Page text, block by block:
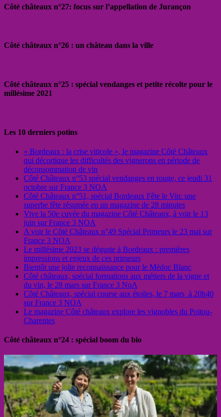
Côté châteaux n°27: focus sur l’appellation de Jurançon
Côté châteaux n°26 : un château dans la ville
Côté châteaux n°25 : spécial vendanges et petite récolte pour le
millésime 2021
Les 10 derniers potins
« Bordeaux : la crise viticole », le magazine Côté Châteaux
qui décortique les difficultés des vignerons en période de
déconsommation de vin
Côté Châteaux n°53 spécial vendanges en rouge, ce jeudi 31
octobre sur France 3 NOA
Côté Châteaux n°51, spécial Bordeaux Fête le Vin: une
superbe fête résumée en un magazine de 28 minutes
Vive la 50e cuvée du magazine Côté Châteaux, à voir le 13
juin sur France 3 NOA
A voir le Côté Châteaux n°49 Spécial Primeurs le 23 mai sur
France 3 NOA
Le millésime 2023 se déguste à Bordeaux : premières
impressions et enjeux de ces primeurs
Bientôt une jolie reconnaissance pour le Médoc Blanc
Côté châteaux, spécial formations aux métiers de la vigne et
du vin, le 28 mars sur France 3 NoA
Côté Châteaux, spécial course aux étoiles, le 7 mars à 20h40
sur France 3 NOA
Le magazine Côté châteaux explore les vignobles du Poitou-
Charentes
Côté châteaux n°24 : spécial boom du bio